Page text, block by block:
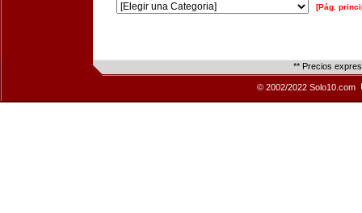
[Pág.
** Precios
© 2002/2022 Solo10.com